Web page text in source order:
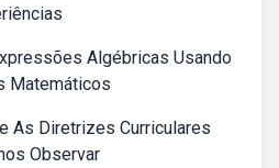
Algébricas Usando
Matemáticos
As Diretrizes Curriculares
Observar